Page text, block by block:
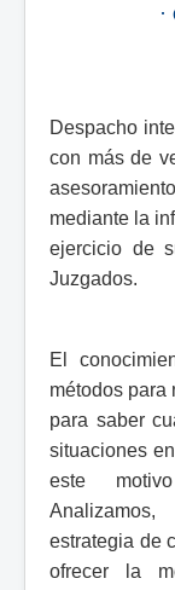
·
Despacho
con más de
mediante la
ejercicio de
Juzgados.
El
métodos para
para saber
situaciones
este
estrategia de
ofrecer la